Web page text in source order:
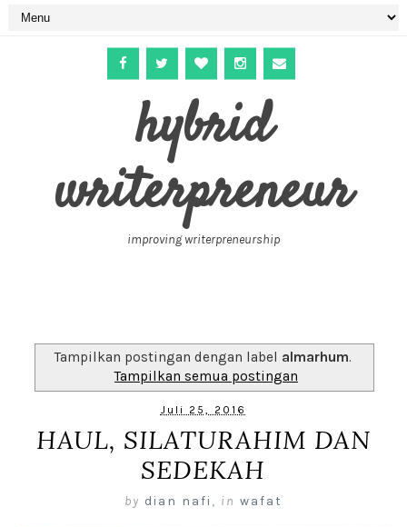
hybrid
writerpreneur
improving writerpreneurship
Tampilkan postingan dengan label almarhum.
Tampilkan semua postingan
Juli 25, 2016
HAUL, SILATURAHIM DAN
SEDEKAH
by dian nafi , in wafat